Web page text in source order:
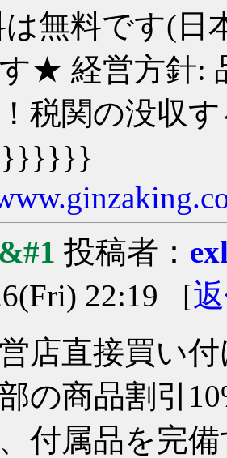
無料です(日
★ 経営方針:
税関の没収
}}}}}}
投稿者：
22:19 [
店直接買い
の商品割引
付属品を完